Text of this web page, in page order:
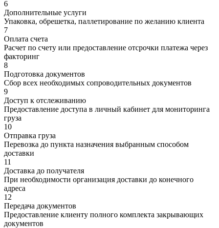
6
Дополнительные услуги
Упаковка, обрешетка, паллетирование по желанию клиента
7
Оплата счета
Расчет по счету или предоставление отсрочки платежа через
факторинг
8
Подготовка документов
Сбор всех необходимых сопроводительных документов
9
Доступ к отслеживанию
Предоставление доступа в личный кабинет для мониторинга
груза
10
Отправка груза
Перевозка до пункта назначения выбранным способом
доставки
11
Доставка до получателя
При необходимости организация доставки до конечного
адреса
12
Передача документов
Предоставление клиенту полного комплекта закрывающих
документов